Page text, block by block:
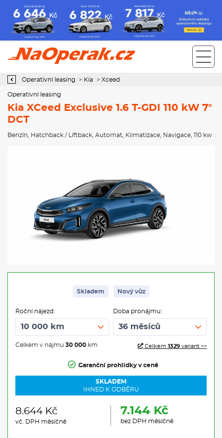
Operativní leasing Kia XCeed Exclusive 1.6 T-GDI 110 kW 7° DCT
Operativní leasing > Kia > Xceed
Operativní leasing
Kia XCeed Exclusive 1.6 T-GDI 110 kW 7°
DCT
Benzín Hatchback / Liftback Automat Klimatizace Navigace , 110 kw
Skladem Nový vůz
Roční nájezd:
Celkem v nájmu 30 000 km
Doba pronájmu:
Celkem 1329 variant >>
Garanční prohlídky v ceně
SKLADEM
IHNED K ODBĚRU
8.644 Kč
vč. DPH měsíčně
7.144 Kč
bez DPH měsíčně